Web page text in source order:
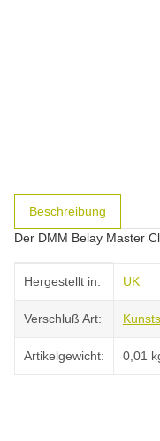
Beschreibung
Der DMM Belay Master
Hergestellt in: UK
Verschluß Art:
Artikelgewicht: 0,01